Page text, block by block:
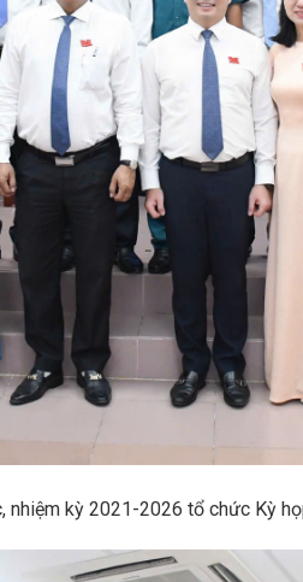
kỳ 2021-2026 tổ chức Kỳ